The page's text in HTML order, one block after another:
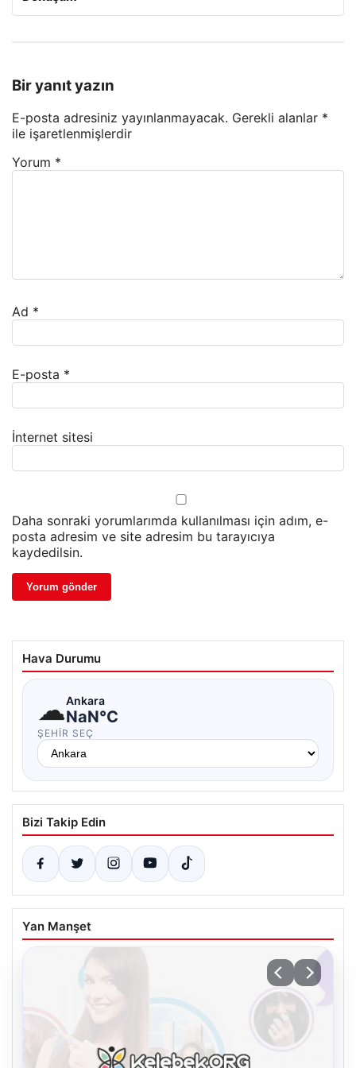
Bir yanıt yazın
E-posta adresiniz yayınlanmayacak. Gerekli alanlar *
ile işaretlenmişlerdir
Yorum *
Ad *
E-posta *
İnternet sitesi
Daha sonraki yorumlarımda kullanılması için adım, e-
posta adresim ve site adresim bu tarayıcıya
kaydedilsin.
Hava Durumu
☁Ankara
NaN°C
ŞEHIR SEÇ
Bizi Takip Edin
Yan Manşet